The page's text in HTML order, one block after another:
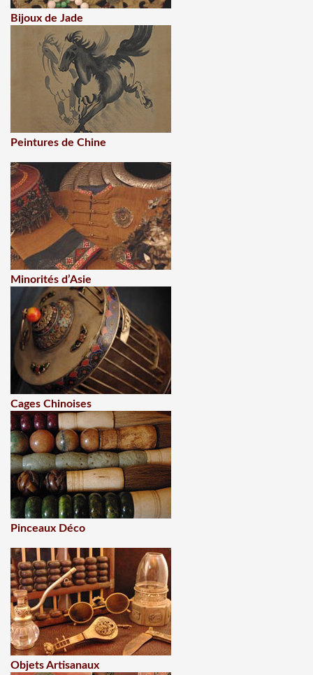
Bijoux de Jade
Peintures de Chine
Minorités d’Asie
Cages Chinoises
Pinceaux Déco
Objets Artisanaux